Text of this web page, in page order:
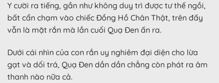
Y cười ra tiếng, gần như không duy trì được tư thế ngồi,
bất cẩn chạm vào chiếc Đồng Hồ Chân Thật, trên đấy
vẫn là mặt rắn mà lần cuối Quạ Đen ấn ra.
Dưới cái nhìn của con rắn uy nghiêm đại diện cho lừa
gạt và dối trá, Quạ Đen dần dần chẳng còn phát ra âm
thanh nào nữa cả.